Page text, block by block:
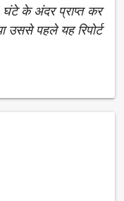
घंटे के अंदर प्राप्त कर
उससे पहले यह रिपोर्ट